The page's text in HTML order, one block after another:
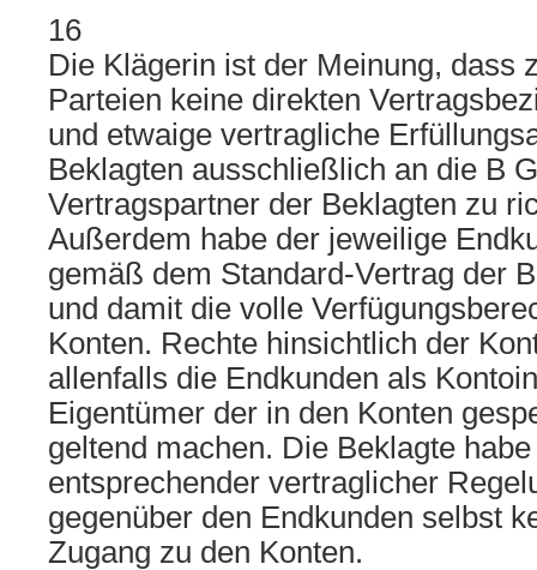
16
Die Klägerin ist der Meinung, dass
Parteien keine direkten
und etwaige vertragliche
Beklagten ausschließlich an die B
Vertragspartner der Beklagten zu
Außerdem habe der jeweilige
gemäß dem Standard-Vertrag der
und damit die volle
Konten. Rechte hinsichtlich der
allenfalls die Endkunden als
Eigentümer der in den Konten
geltend machen. Die Beklagte
entsprechender vertraglicher
gegenüber den Endkunden selbst
Zugang zu den Konten.